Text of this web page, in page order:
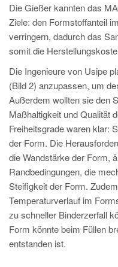
Die Gießer kannten das
Ziele: den Formstoffanteil
verringern, dadurch das
somit die
Die Ingenieure von Usipe
(Bild 2) anzupassen, um
Außerdem wollten sie den
Maßhaltigkeit und Qualität
Freiheitsgrade waren klar:
der Form. Die
die Wandstärke der Form,
Randbedingungen, die
Steifigkeit der Form.
Temperaturverlauf im
zu schneller Binderzerfall
Form könnte beim Füllen
entstanden ist.